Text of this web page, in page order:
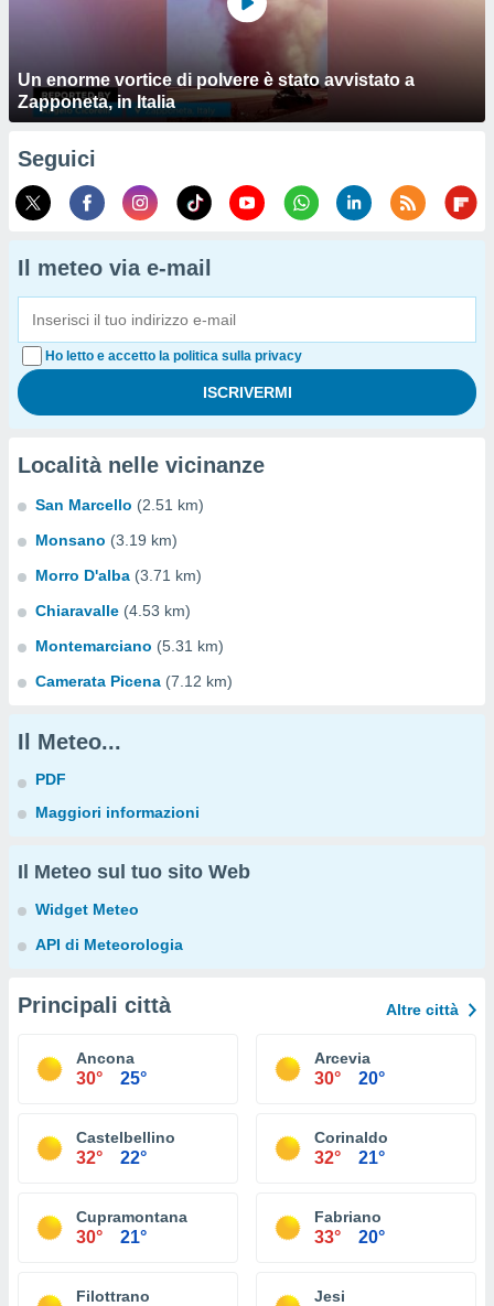
Un enorme vortice di polvere è stato avvistato a
Zapponeta, in Italia
Seguici
Il meteo via e-mail
Ho letto e accetto la politica sulla privacy
Località nelle vicinanze
San Marcello (2.51 km)
Monsano (3.19 km)
Morro D'alba (3.71 km)
Chiaravalle (4.53 km)
Montemarciano (5.31 km)
Camerata Picena (7.12 km)
Il Meteo...
PDF
Maggiori informazioni
Il Meteo sul tuo sito Web
Widget Meteo
API di Meteorologia
Principali città Altre città
Ancona
30° 25°
Arcevia
30° 20°
Castelbellino
32° 22°
Corinaldo
32° 21°
Cupramontana
30° 21°
Fabriano
33° 20°
Filottrano Jesi